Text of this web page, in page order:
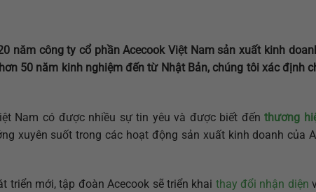
năm công ty cổ phần Acecook Việt Nam sản xuất kinh
50 năm kinh nghiệm đến từ Nhật Bản, chúng tôi xác định
Nam có được nhiều sự tin yêu và được biết đếnthương
xuyên suốt trong các hoạt động sản xuất kinh doanh của
triển mới, tập đoàn Acecook sẽ triển khai thay đổi nhận diện